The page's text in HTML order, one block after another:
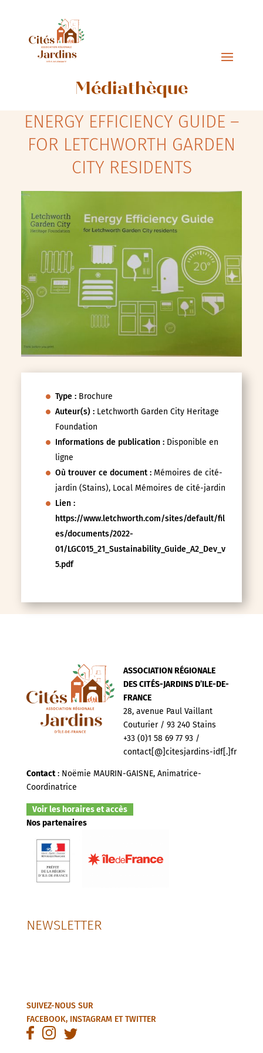
Médiathèque
ENERGY EFFICIENCY GUIDE –
FOR LETCHWORTH GARDEN
CITY RESIDENTS
Type : Brochure
Auteur(s) : Letchworth Garden City Heritage
Foundation
Informations de publication : Disponible en
ligne
Où trouver ce document : Mémoires de cité-
jardin (Stains), Local Mémoires de cité-jardin
Lien :
https://www.letchworth.com/sites/default/fil
es/documents/2022-
01/LGC015_21_Sustainability_Guide_A2_Dev_v
5.pdf
ASSOCIATION RÉGIONALE
DES CITÉS-JARDINS D’ILE-DE-
FRANCE
28, avenue Paul Vaillant
Couturier / 93 240 Stains
+33 (0)1 58 69 77 93 /
contact[@]citesjardins-idf[.]fr
Contact: Noëmie MAURIN-GAISNE, Animatrice-
Coordinatrice
Voir les horaires et accès
Nos partenaires
NEWSLETTER
SUIVEZ-NOUS SUR
FACEBOOK, INSTAGRAMETTWITTER